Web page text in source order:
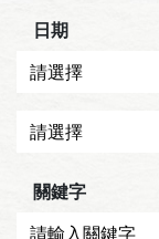
日期
關鍵字